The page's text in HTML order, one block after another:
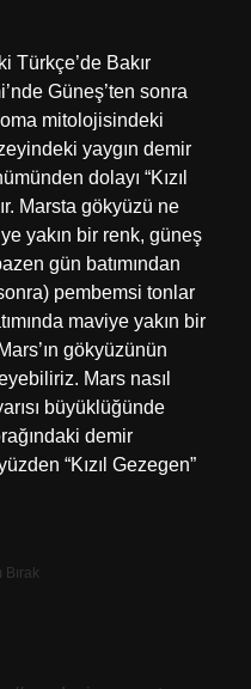
Türkçe’de Bakır
Güneş’ten sonra
mitolojisindeki
yaygın demir
dolayı “Kızıl
Marsta gökyüzü ne
yakın bir renk, güneş
gün batımından
pembemsi tonlar
maviye yakın bir
gökyüzünün
Mars nasıl
büyüklüğünde
demir
“Kızıl Gezegen”
Bırak